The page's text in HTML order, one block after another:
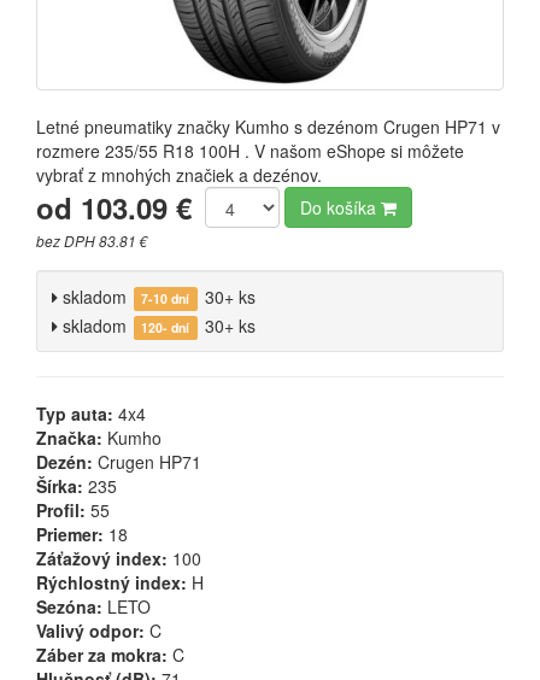
Letné pneumatiky značky Kumho s dezénom Crugen HP71 v
rozmere 235/55 R18 100H . V našom eShope si môžete
vybrať z mnohých značiek a dezénov.
od 103.09 €
bez DPH 83.81 €
Do košíka
skladom 7-10 dní
30+ ks
skladom
120- dní 30+ ks
Typ auta: 4x4
Značka: Kumho
Dezén: Crugen HP71
Šírka: 235
Profil: 55
Priemer: 18
Záťažový index: 100
Rýchlostný index: H
Sezóna: LETO
Valivý odpor: C
Záber za mokra: C